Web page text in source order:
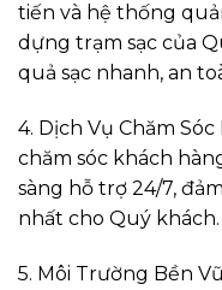
tiến và hệ thống
dựng trạm sạc của
quả sạc nhanh, an
4. Dịch Vụ Chăm
chăm sóc khách
sàng hỗ trợ 24/7,
nhất cho Quý khách.
5. Môi Trường Bền